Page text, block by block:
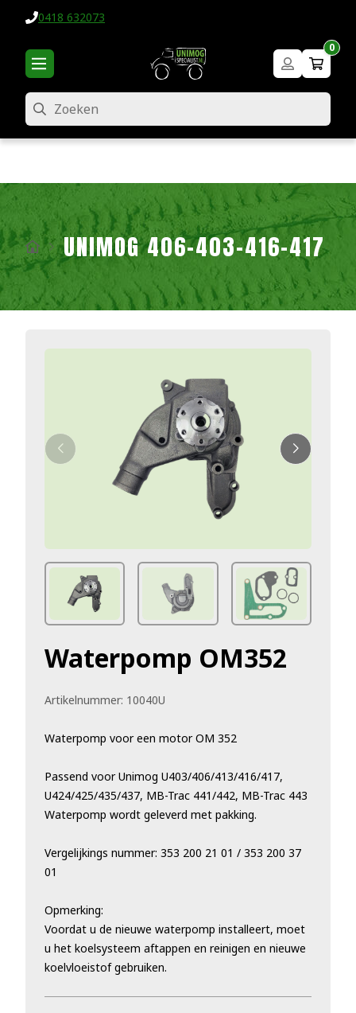
0418 632073
0
Zoeken
UNIMOG 406-403-416-417
Waterpomp OM352
Artikelnummer: 10040U
Waterpomp voor een motor OM 352
Passend voor Unimog U403/406/413/416/417,
U424/425/435/437, MB-Trac 441/442, MB-Trac 443
Waterpomp wordt geleverd met pakking.
Vergelijkings nummer: 353 200 21 01 / 353 200 37
01
Opmerking:
Voordat u de nieuwe waterpomp installeert, moet
u het koelsysteem aftappen en reinigen en nieuwe
koelvloeistof gebruiken.